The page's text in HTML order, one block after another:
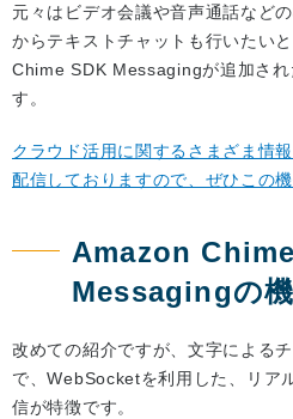
元々はビデオ会議や音声通話など
からテキストチャットも行いたい
Chime SDK Messagingが追加さ
す。
クラウド活用に関するさまざま情
配信しておりますので、ぜひこの
Amazon
Messagingの
改めての紹介ですが、文字による
で、WebSocketを利用した、リア
信が特徴です。